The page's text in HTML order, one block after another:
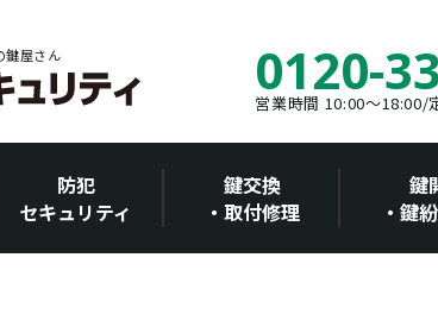
鍵屋さん 0120-
営業時間 10:00～18:00/
防犯
セキュリティ
鍵交換
・取付修理
鍵
・鍵